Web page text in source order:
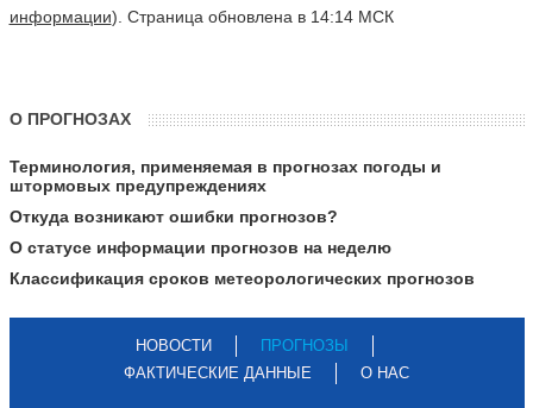
информации). Страница обновлена в 14:14 МСК
О ПРОГНОЗАХ
Терминология, применяемая в прогнозах погоды и
штормовых предупреждениях
Откуда возникают ошибки прогнозов?
О статусе информации прогнозов на неделю
Классификация сроков метеорологических прогнозов
НОВОСТИ
ПРОГНОЗЫ
ФАКТИЧЕСКИЕ ДАННЫЕ
О НАС